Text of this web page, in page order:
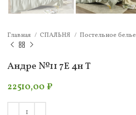
Главная СПАЛЬНЯ Постельное белье
Андре №11 7Е 4н Т
22510,00 ₽